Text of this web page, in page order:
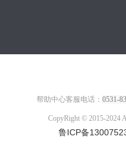
帮助中心客服电话： 0531-
CopyRight © 2015-2024
鲁ICP备